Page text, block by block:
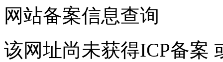
网站备案信息查询
该网址尚未获得ICP备案